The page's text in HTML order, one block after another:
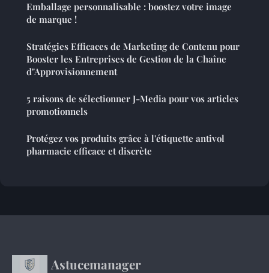
Emballage personnalisable : boostez votre image
de marque !
Stratégies Efficaces de Marketing de Contenu pour
Booster les Entreprises de Gestion de la Chaîne
d"Approvisionnement
5 raisons de sélectionner J-Media pour vos articles
promotionnels
Protégez vos produits grâce à l'étiquette antivol
pharmacie efficace et discrète
Astucemanager